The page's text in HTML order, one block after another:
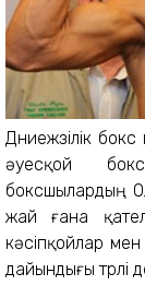
Дүниежүзілік
әуесқой
боксшылардың
жай ғана
кәсіпқойлар
дайындығы